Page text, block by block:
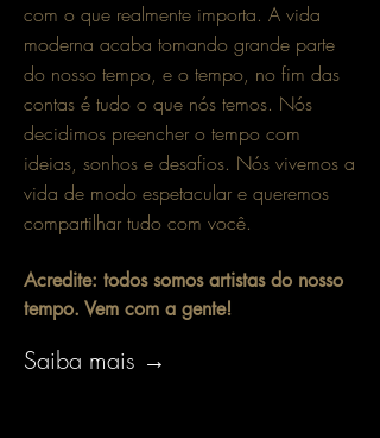
com o que realmente importa. A vida
moderna acaba tomando grande parte
do nosso tempo, e o tempo, no fim das
contas é tudo o que nós temos. Nós
decidimos preencher o tempo com
ideias, sonhos e desafios. Nós vivemos a
vida de modo espetacular e queremos
compartilhar tudo com você.
Acredite: todos somos artistas do nosso
tempo. Vem com a gente!
Saiba mais →